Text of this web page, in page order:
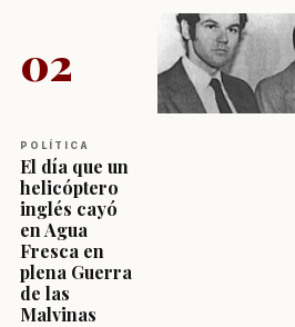
02
POLÍTICA
El día que un
helicóptero
inglés cayó
en Agua
Fresca en
plena Guerra
de las
Malvinas